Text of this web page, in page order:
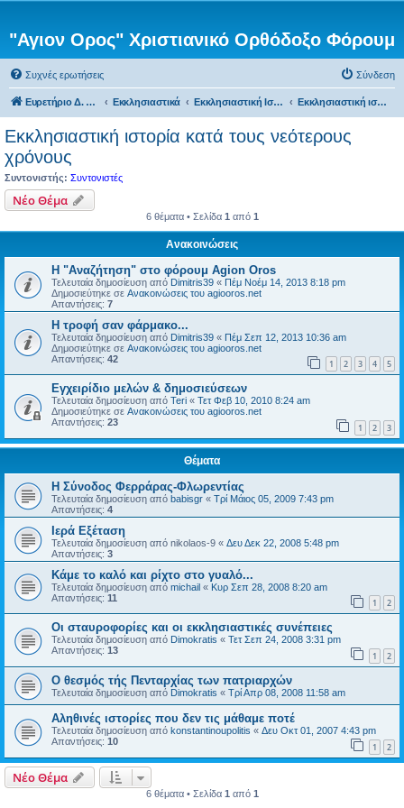
"Αγιον Ορος" Χριστιανικό Ορθόδοξο Φόρουμ
Συχνές ερωτήσεις Σύνδεση
Ευρετήριο Δ. Συζήτησης Εκκλησιαστικά Εκκλησιαστική Ιστορία Εκκλησιαστική ιστορία κατά τους νεότερους χρόνους
Εκκλησιαστική ιστορία κατά τους νεότερους
χρόνους
Συντονιστής: Συντονιστές
Νέο Θέμα
6 θέματα • Σελίδα 1 από 1
Ανακοινώσεις
Η "Αναζήτηση" στο φόρουμ Agion Oros
Τελευταία δημοσίευση από Dimitris39 « Πέμ Νοέμ 14, 2013 8:18 pm
Δημοσιεύτηκε σε Ανακοινώσεις του agiooros.net
Απαντήσεις: 7
H τροφή σαν φάρμακο...
Τελευταία δημοσίευση από Dimitris39 « Πέμ Σεπ 12, 2013 10:36 am
Δημοσιεύτηκε σε Ανακοινώσεις του agiooros.net
Απαντήσεις: 42 1 2 3 4 5
Εγχειρίδιο μελών & δημοσιεύσεων
Τελευταία δημοσίευση από Teri « Τετ Φεβ 10, 2010 8:24 am
Δημοσιεύτηκε σε Ανακοινώσεις του agiooros.net
Απαντήσεις: 23 1 2 3
Θέματα
Η Σύνοδος Φερράρας-Φλωρεντίας
Τελευταία δημοσίευση από babisgr « Τρί Μάιος 05, 2009 7:43 pm
Απαντήσεις: 4
Ιερά Εξέταση
Τελευταία δημοσίευση από nikolaos-9 « Δευ Δεκ 22, 2008 5:48 pm
Απαντήσεις: 3
Κάμε το καλό και ρίχτο στο γυαλό...
Τελευταία δημοσίευση από michail « Κυρ Σεπ 28, 2008 8:20 am
Απαντήσεις: 11 1 2
Οι σταυροφορίες και οι εκκλησιαστικές συνέπειες
Τελευταία δημοσίευση από Dimokratis « Τετ Σεπ 24, 2008 3:31 pm
Απαντήσεις: 13 1 2
Ο θεσμός τής Πενταρχίας των πατριαρχών
Τελευταία δημοσίευση από Dimokratis « Τρί Απρ 08, 2008 11:58 am
Αληθινές ιστορίες που δεν τις μάθαμε ποτέ
Τελευταία δημοσίευση από konstantinoupolitis « Δευ Οκτ 01, 2007 4:43 pm
Απαντήσεις: 10 1 2
Νέο Θέμα
6 θέματα • Σελίδα 1 από 1